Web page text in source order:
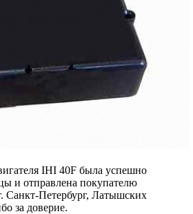
IHI 40F была успешно
и отправлена покупателю
Петербург, Латышских
за доверие.